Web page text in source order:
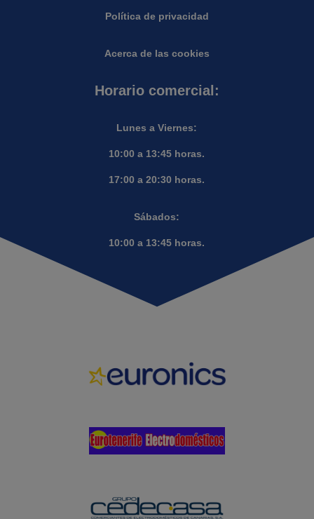
Política de privacidad
Acerca de las cookies
Horario comercial:
Lunes a Viernes:
10:00 a 13:45 horas.
17:00 a 20:30 horas.
Sábados:
10:00 a 13:45 horas.